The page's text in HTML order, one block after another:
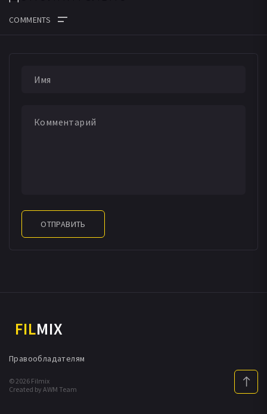
ОТПРАВИТЬ
FILMIX
© 2026 Filmix
Created by AWM Team
Правообладателям